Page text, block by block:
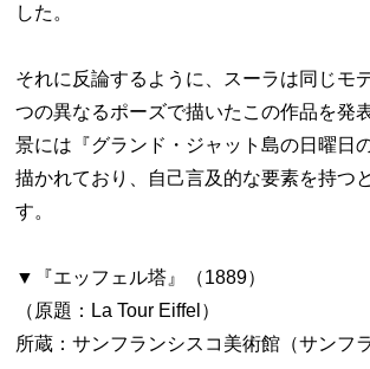
した。
それに反論するように、スーラは同じモ
つの異なるポーズで描いたこの作品を発
景には『グランド・ジャット島の日曜日
描かれており、自己言及的な要素を持つ
す。
▼『エッフェル塔』（1889）
（原題：La Tour Eiffel）
所蔵：サンフランシスコ美術館（サンフ